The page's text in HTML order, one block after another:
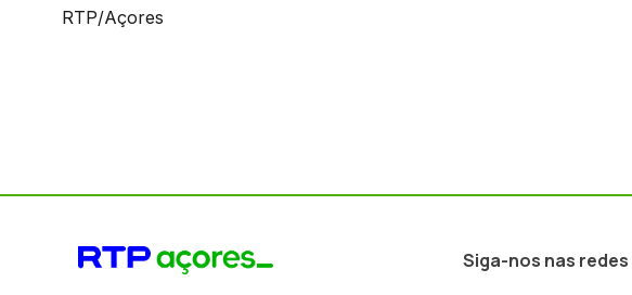
RTP/Açores
Siga-nos nas